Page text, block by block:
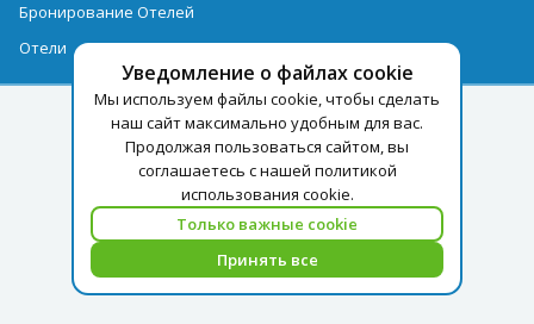
Уведомление о файлах cookie
Мы используем файлы cookie, чтобы сделать
наш сайт максимально удобным для вас.
Продолжая пользоваться сайтом, вы
соглашаетесь с нашей политикой
использования cookie.
Только важные cookie
Принять все
Бронирование Отелей
Отели